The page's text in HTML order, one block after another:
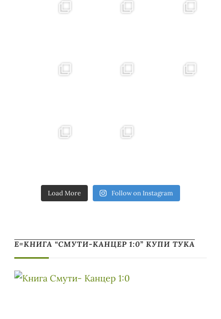
Load More Follow on Instagram
Е=КНИГА “СМУТИ-КАНЦЕР 1:0” КУПИ ТУКА